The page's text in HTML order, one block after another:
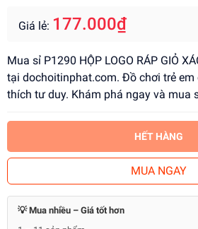
Giá lẻ: 177.000₫
Mua sỉ P1290 HỘP LOGO RÁP GIỎ
tại dochoitinphat.com. Đồ chơi trẻ em
thích tư duy. Khám phá ngay và mua
HẾT HÀNG
MUA NGAY
💡 Mua nhiều – Giá tốt hơn